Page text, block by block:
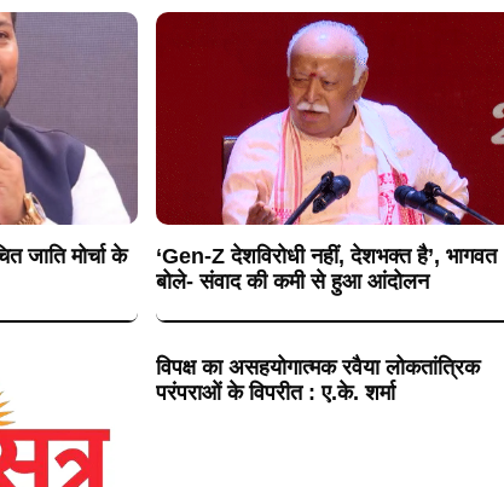
जाति मोर्चा के
‘Gen-Z देशविरोधी नहीं, देशभक्त है’, भागवत
बोले- संवाद की कमी से हुआ आंदोलन
विपक्ष का असहयोगात्मक रवैया लोकतांत्रिक
परंपराओं के विपरीत : ए.के. शर्मा